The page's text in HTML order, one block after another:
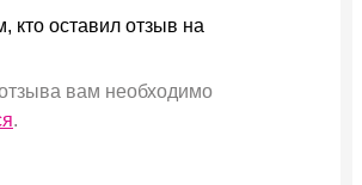
кто оставил отзыв на
вам необходимо
.